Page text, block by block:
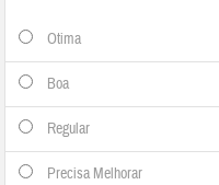
Otima
Boa
Regular
Precisa Melhorar